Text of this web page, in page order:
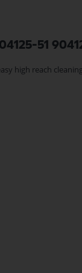
51
high reach